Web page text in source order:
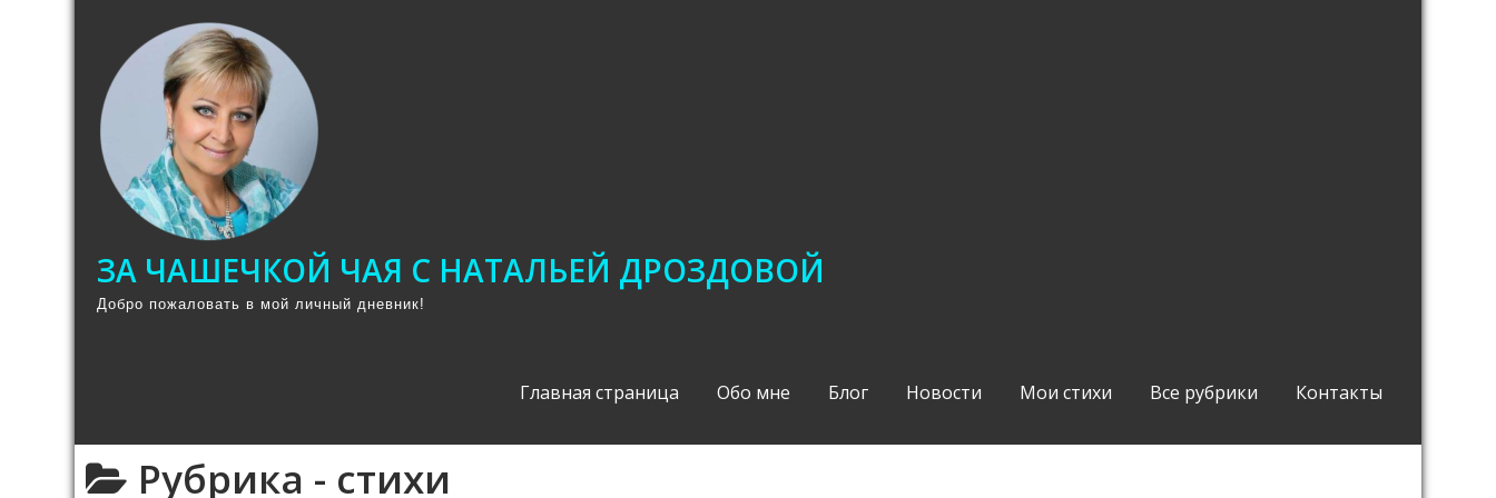
содержимому
ЗА ЧАШЕЧКОЙ ЧАЯ С НАТАЛЬЕЙ ДРОЗДОВОЙ
Добро пожаловать в мой личный дневник!
Главная страница Обо мне Блог Новости Мои стихи Все рубрики Контакты
Рубрика - стихи